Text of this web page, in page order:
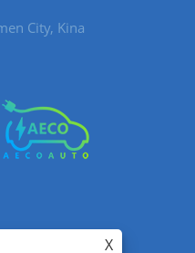
City, Kina
X